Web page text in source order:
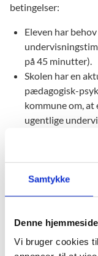
Samtykke
Denne
Vi bruger cookies
betingelser:
Eleven har
på 45 minutter).
Skolen har en
pædagogisk-
kommune om,
ugentlige
udtalelse fra
Skolen har en
den skal
for de elever, der
Det er